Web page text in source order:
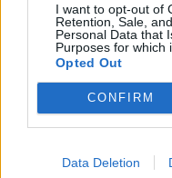
I want to opt-out of
Retention, Sale,
Personal Data that
Purposes for which
Opted Out
CONFIRM
Data Deletion
λάβουμε μέτρα ώστε να
Επιπρόσθετα, οι
λογισμικά, και τα
παράγουν, μας ωθούν
δυνατότητα να
«έξυπνης ενέργειας»
όγκο αναξιοποίητων